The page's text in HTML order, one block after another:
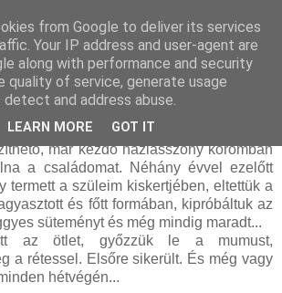
09, 2010
hogy ez a sütemény ennyire
már kezdő háziasszony koromban
a családomat. Néhány évvel ezelőtt
termett a szüleim kiskertjében, eltettük a
és főtt formában, kipróbáltuk az
süteményt és még mindig maradt...
az ötlet, győzzük le a mumust,
a rétessel. Elsőre sikerült. És még vagy
hétvégén...
from Google to deliver its services
Your IP address and user-agent are
along with performance and security
quality of service, generate usage
and address abuse.
LEARN MORE GOT IT